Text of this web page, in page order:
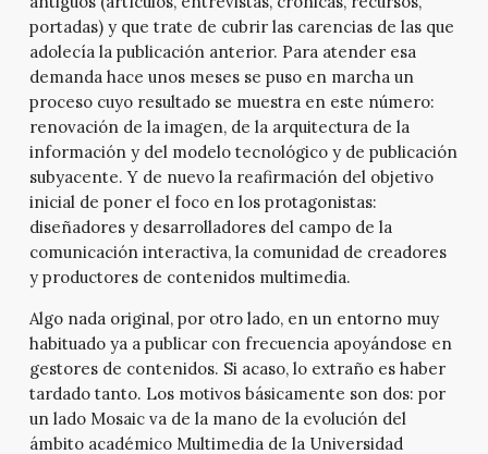
portadas) y que trate de cubrir las carencias de las que
adolecía la publicación anterior. Para atender esa
demanda hace unos meses se puso en marcha un
proceso cuyo resultado se muestra en este número:
renovación de la imagen, de la arquitectura de la
información y del modelo tecnológico y de publicación
subyacente. Y de nuevo la reafirmación del objetivo
inicial de poner el foco en los protagonistas:
diseñadores y desarrolladores del campo de la
comunicación interactiva, la comunidad de creadores
y productores de contenidos multimedia.
Algo nada original, por otro lado, en un entorno muy
habituado ya a publicar con frecuencia apoyándose en
gestores de contenidos. Si acaso, lo extraño es haber
tardado tanto. Los motivos básicamente son dos: por
un lado Mosaic va de la mano de la evolución del
ámbito académico Multimedia de la Universidad